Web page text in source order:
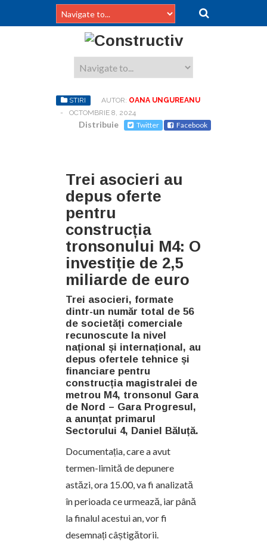
STIRI AUTOR: OANA UNGUREANU
-
OCTOMBRIE 8, 2024
Distribuie Twitter Facebook
Trei asocieri au
depus oferte
pentru
construcția
tronsonului M4: O
investiție de 2,5
miliarde de euro
Trei asocieri, formate
dintr-un număr total de 56
de societăți comerciale
recunoscute la nivel
național și internațional, au
depus ofertele tehnice și
financiare pentru
construcția magistralei de
metrou M4, tronsonul Gara
de Nord – Gara Progresul,
a anunțat primarul
Sectorului 4, Daniel Băluță.
Documentația, care a avut
termen-limită de depunere
astăzi, ora 15.00, va fi analizată
în perioada ce urmează, iar până
la finalul acestui an, vor fi
desemnați câștigătorii.